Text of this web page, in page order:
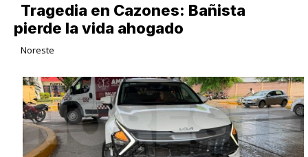
Tragedia en Cazones: Bañista
pierde la vida ahogado
Noreste